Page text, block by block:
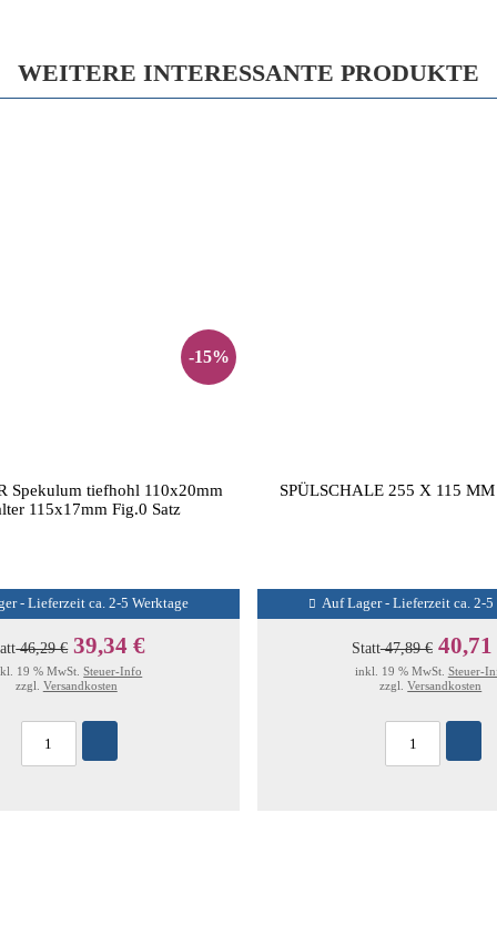
WEITERE INTERESSANTE PRODUKTE
-15%
Spekulum tiefhohl 110x20mm
115x17mm Fig.0 Satz
- Lieferzeit ca. 2-5 Werktage
46,29 € 39,34 €
19 % MwSt.Steuer-Info
zzgl. Versandkosten
SPÜLSCHALE 255 X 115
Auf Lager - Lieferzeit ca. 2-5
Statt47,89 € 40,71
inkl. 19 % MwSt. Steuer-
zzgl.Versandkosten